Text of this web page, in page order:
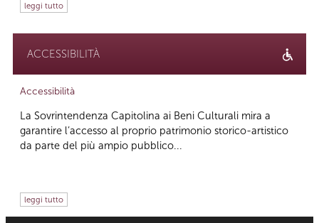
leggi tutto
ACCESSIBILITÀ
Accessibilità
La Sovrintendenza Capitolina ai Beni Culturali mira a
garantire l’accesso al proprio patrimonio storico-artistico
da parte del più ampio pubblico...
leggi tutto